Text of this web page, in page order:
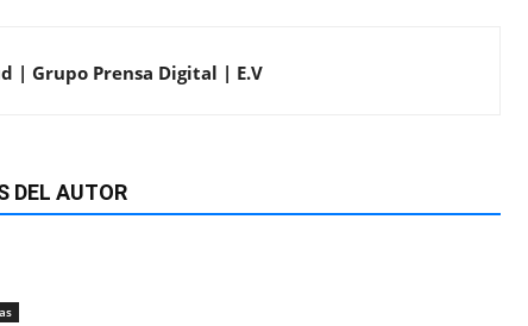
| Grupo Prensa Digital | E.V
DEL AUTOR